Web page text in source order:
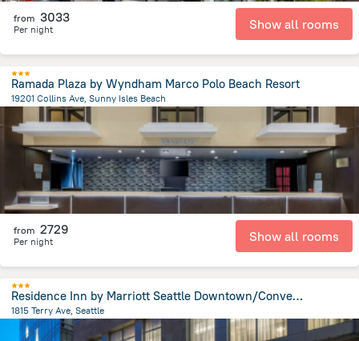
from 3033
Per night Show all rooms
Ramada Plaza by Wyndham Marco Polo Beach Resort
19201 Collins Ave, Sunny Isles Beach
from the center of Spojené státy americké
from 2729
Per night Show all rooms
Residence Inn by Marriott Seattle Downtown/Convention Center
1815 Terry Ave, Seattle
1.3 kmfrom the center ofSpojené státy americké